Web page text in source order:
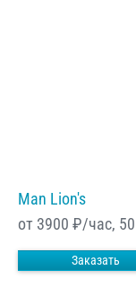
Man Lion's
от 3900 ₽/час,
Заказать